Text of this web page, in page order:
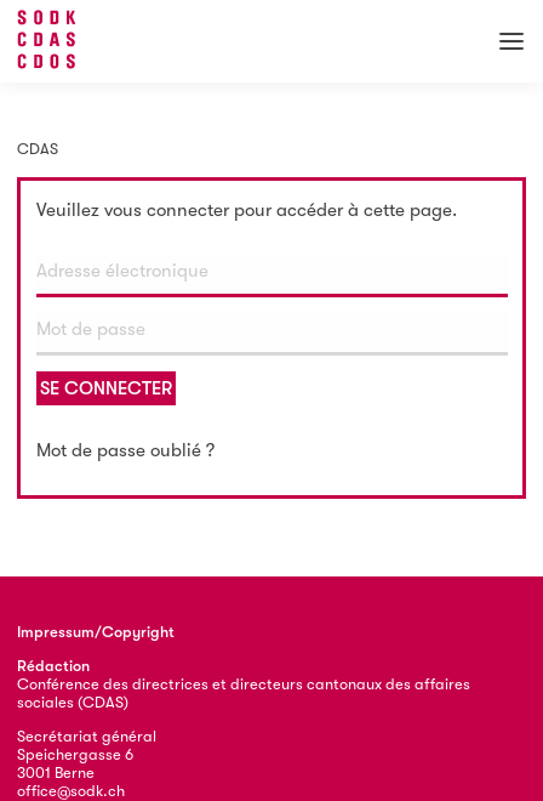
CDAS
Veuillez vous connecter pour accéder à cette page.
SE CONNECTER
Mot de passe oublié ?
Impressum/Copyright
Rédaction
Conférence des directrices et directeurs cantonaux des affaires
sociales (CDAS)
Secrétariat général
Speichergasse 6
3001 Berne
office@sodk.ch